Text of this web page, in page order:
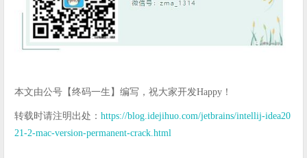
本文由公号【终码一生】编写，祝大家开发Happy！
转载时请注明出处： https://blog.idejihuo.com/jetbrains/intellij-idea20
21-2-mac-version-permanent-crack.html